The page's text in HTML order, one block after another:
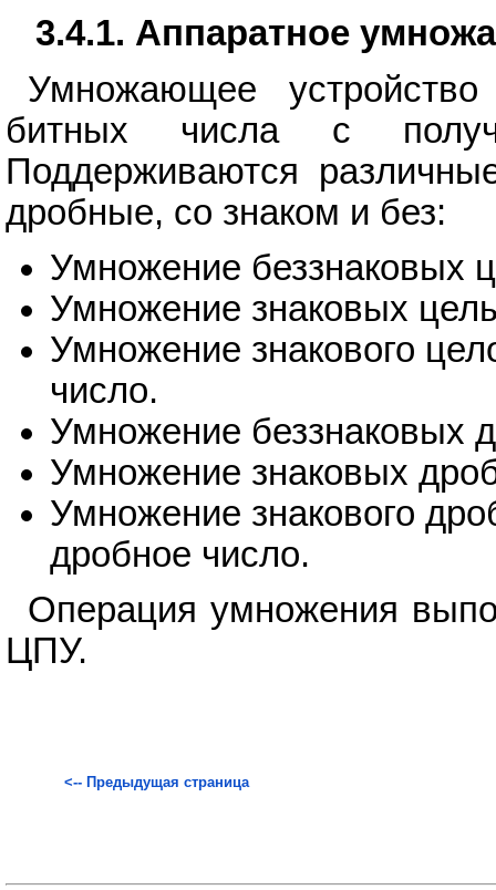
3.4.1. Аппаратное
Умножающее
битных числа с
Поддерживаются
дробные, со знаком и без:
Умножение беззнаковых
Умножение знаковых
Умножение знакового
число.
Умножение беззнаковых
Умножение знаковых
Умножение знакового
дробное число.
Операция умножения
ЦПУ.
<-- Предыдущая страница